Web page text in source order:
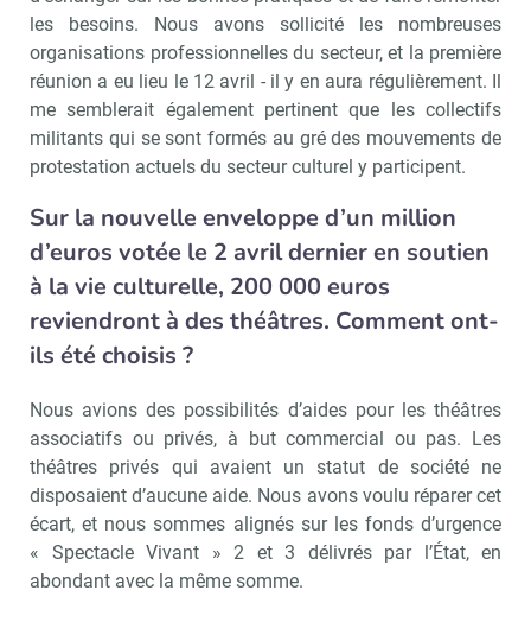
les besoins. Nous avons sollicité les nombreuses
organisations professionnelles du secteur, et la première
réunion a eu lieu le 12 avril - il y en aura régulièrement. Il
me semblerait également pertinent que les collectifs
militants qui se sont formés au gré des mouvements de
protestation actuels du secteur culturel y participent.
Sur la nouvelle enveloppe d’un million
d’euros votée le 2 avril dernier en soutien
à la vie culturelle, 200 000 euros
reviendront à des théâtres. Comment ont-
ils été choisis ?
Nous avions des possibilités d’aides pour les théâtres
associatifs ou privés, à but commercial ou pas. Les
théâtres privés qui avaient un statut de société ne
disposaient d’aucune aide. Nous avons voulu réparer cet
écart, et nous sommes alignés sur les fonds d’urgence
« Spectacle Vivant » 2 et 3 délivrés par l’État, en
abondant avec la même somme.
Recevoir Culture Matin
Non merci, je reçois déjà
!
Je déciderai plus
tard